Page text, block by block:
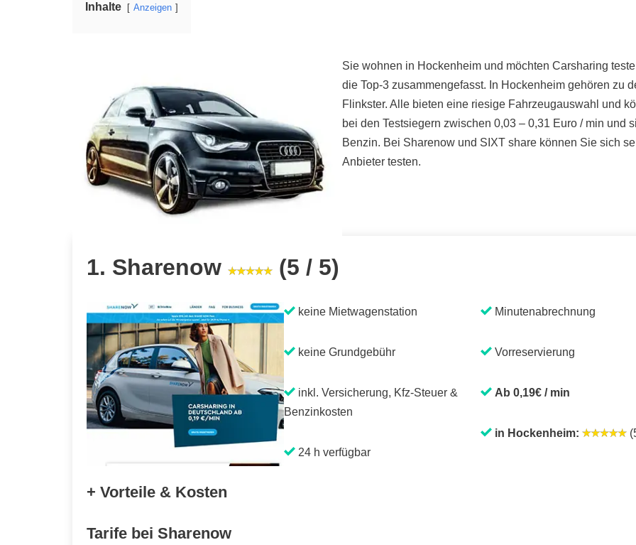
Inhalte Anzeigen
Sie wohnen in Hockenheim und möchten Carsharing
die Top-3 zusammengefasst. In Hockenheim gehören zu
Flinkster. Alle bieten eine riesige Fahrzeugauswahl und
bei den Testsiegern zwischen 0,03 – 0,31 Euro / min und
Benzin. Bei Sharenow und SIXT share können Sie sich
Anbieter testen.
1. Sharenow (5 / 5)
keine Mietwagenstation
keine Grundgebühr
inkl. Versicherung, Kfz-Steuer &
Benzinkosten
24 h verfügbar
Minutenabrechnung
Vorreservierung
Ab 0,19€ / min
in Hockenheim:
+ Vorteile & Kosten
Tarife bei Sharenow